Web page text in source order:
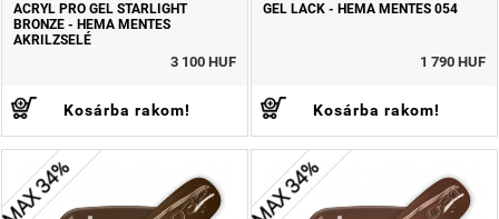
ACRYL PRO GEL STARLIGHT
BRONZE - HEMA MENTES
AKRILZSELÉ
3 100 HUF
Kosárba rakom!
GEL LACK - HEMA MENTES 054
1 790 HUF
Kosárba rakom!
34% MAX 34%